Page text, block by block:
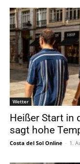
Wetter
Heißer Start in
sagt hohe
Costa del Sol Online - 1.